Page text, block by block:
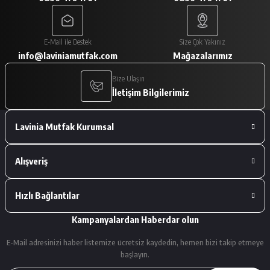
Paketleme çok iyiydi. Ürünler tam
istediğimiz gibiydi.
A... V... | 29/01/2026
Deneyimini Paylaş
E-Mail ile Destek
info@laviniamutfak.com
Size Çok Yakınız
Mağazalarımız
Bize Ulaşın
İletişim Bilgilerimiz
Lavinia Mutfak Kurumsal
Alışveriş
Hızlı Bağlantılar
Kampanyalardan Haberdar olun
E-Mail adresinizi haber listemize ücretsiz kaydedin, hemen bizi takip etmeye
başlayın.